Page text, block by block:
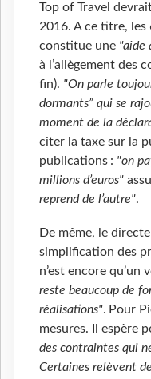
Top of Travel
2016. A ce titre, les
constitue une "aide
à l’allègement des
fin). "On parle
dormants” qui se
moment de la
citer la taxe sur la
publications : "on
millions d’euros"
reprend de l’autre".
De même, le
simplification des
n’est encore qu’un
reste beaucoup de
réalisations". Pour
mesures. Il espère
des contraintes qui
Certaines relèvent